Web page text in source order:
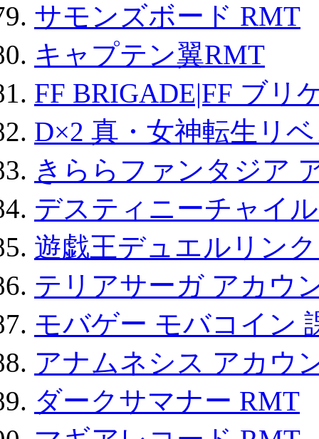
サモンズボード RMT
キャプテン翼RMT
FF BRIGADE|FF ブリ
D×2 真・女神転生リ
きららファンタジア
デスティニーチャイ
遊戯王デュエルリン
テリアサーガ アカウ
モバゲー モバコイン
アナムネシス アカウ
ダークサマナー RMT